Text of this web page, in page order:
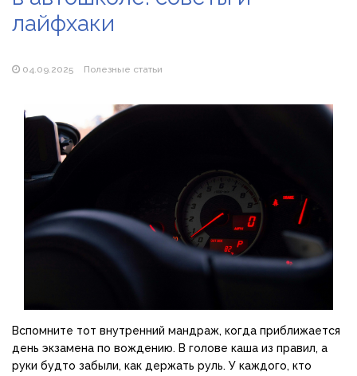
Популярні види вібраторів: які моделі бувають і як
підібрати свою
лайфхаки
04.09.2025 Полезные статьи
Вспомните тот внутренний мандраж, когда приближается
день экзамена по вождению. В голове каша из правил, а
руки будто забыли, как держать руль. У каждого, кто